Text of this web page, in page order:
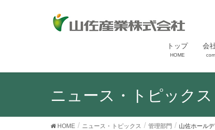
トップ
HOME
会
ニュース・トピックス
HOME ニュース・トピックス 管理部門 山佐ホール